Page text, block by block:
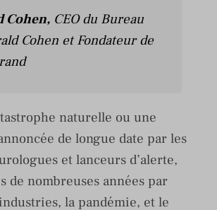
Cohen, CEO du Bureau
Cohen et Fondateur de
naturelle ou une
de longue date par les
et lanceurs d’alerte,
de nombreuses années par
la pandémie, et le